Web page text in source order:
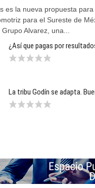
es la nueva propuesta
para el Sureste de
Alvarez, una...
¿Así que pagas por
La tribu Godín se adapta.